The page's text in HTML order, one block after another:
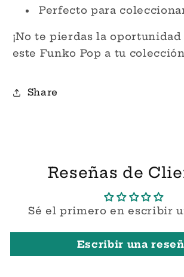
Perfecto para
¡No te pierdas la oportunidad
este Funko Pop a tu
Share
Reseñas de
Sé el primero en escribir
Escribir una